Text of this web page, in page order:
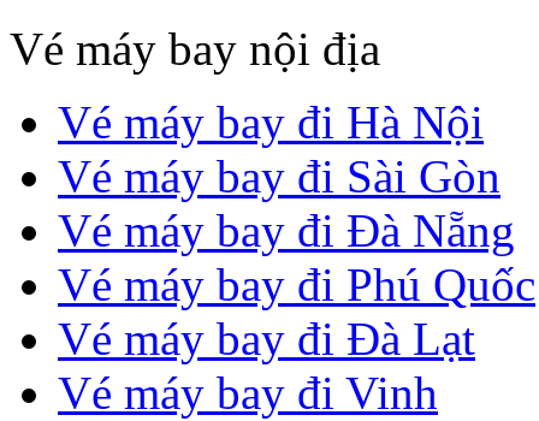
Vé máy bay nội địa
Vé máy bay đi Hà Nội
Vé máy bay đi Sài Gòn
Vé máy bay đi Đà Nẵng
Vé máy bay đi Phú Quốc
Vé máy bay đi Đà Lạt
Vé máy bay đi Vinh